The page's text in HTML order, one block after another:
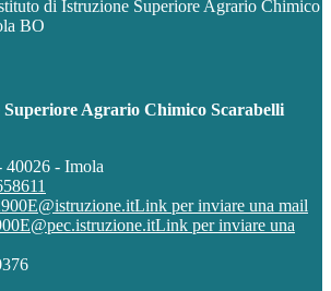
di Istruzione Superiore Agrario Chimico
BO
Agrario Chimico Scarabelli
40026 - Imola
Link per inviare una mail
Link per inviare una